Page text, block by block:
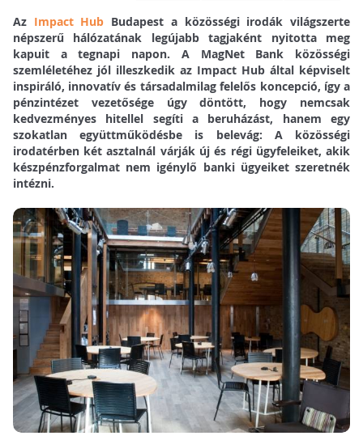
Az Impact Hub Budapest a közösségi irodák világszerte
népszerű hálózatának legújabb tagjaként nyitotta meg
kapuit a tegnapi napon. A MagNet Bank közösségi
szemléletéhez jól illeszkedik az Impact Hub által képviselt
inspiráló, innovatív és társadalmilag felelős koncepció, így a
pénzintézet vezetősége úgy döntött, hogy nemcsak
kedvezményes hitellel segíti a beruházást, hanem egy
szokatlan együttműködésbe is belevág: A közösségi
irodatérben két asztalnál várják új és régi ügyfeleiket, akik
készpénzforgalmat nem igénylő banki ügyeiket szeretnék
intézni.